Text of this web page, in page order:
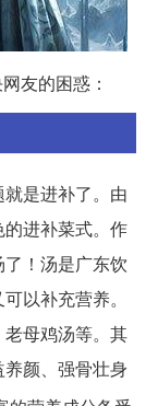
友的困惑：
是进补了。由
进补菜式。作
！汤是广东饮
以补充营养。
母鸡汤等。其
颜、强骨壮身